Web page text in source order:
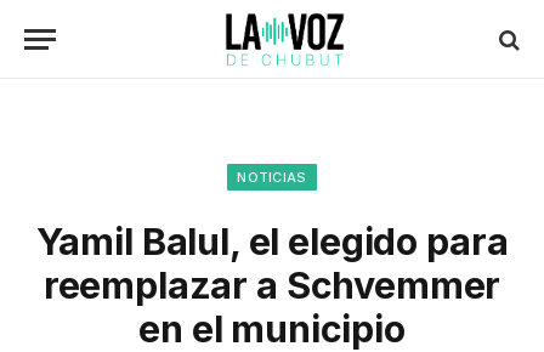
NOTICIAS
Yamil Balul, el elegido para
reemplazar a Schvemmer
en el municipio